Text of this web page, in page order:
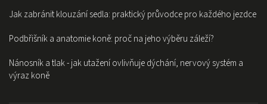
Jak zabránit klouzání sedla: praktický průvodce pro každého jezdce
Podbřišník a anatomie koně: proč na jeho výběru záleží?
Nánosník a tlak - jak utažení ovlivňuje dýchání, nervový systém a
výraz koně